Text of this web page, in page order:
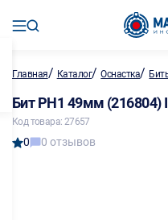
Главная/ Каталог/Оснастка/
Бит PH1 49мм (216804)
Код товара: 27657
0 0 отзывов